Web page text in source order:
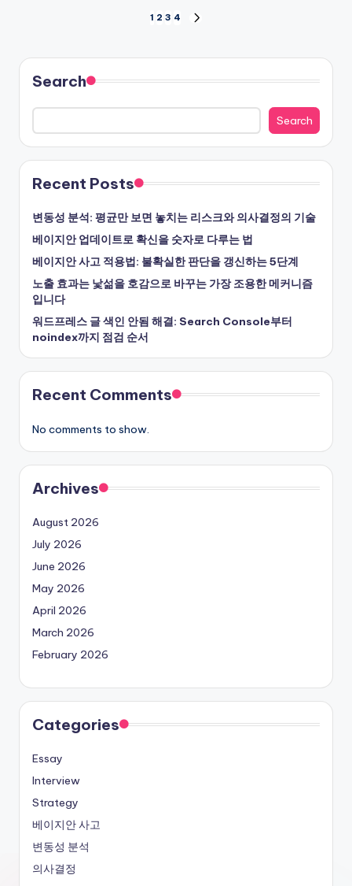
pagination
1 2 3 4
Search
Search
Recent Posts
변동성 분석: 평균만 보면 놓치는 리스크와 의사결정의 기술
베이지안 업데이트로 확신을 숫자로 다루는 법
베이지안 사고 적용법: 불확실한 판단을 갱신하는 5단계
노출 효과는 낯섦을 호감으로 바꾸는 가장 조용한 메커니즘
입니다
워드프레스 글 색인 안됨 해결: Search Console부터
noindex까지 점검 순서
Recent Comments
No comments to show.
Archives
August 2026
July 2026
June 2026
May 2026
April 2026
March 2026
February 2026
Categories
Essay
Interview
Strategy
베이지안 사고
변동성 분석
의사결정